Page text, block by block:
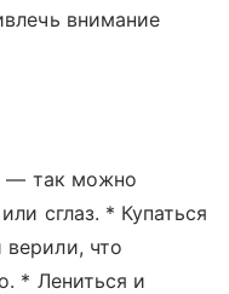
внимание
— так можно
сглаз. * Купаться
что
* Лениться и